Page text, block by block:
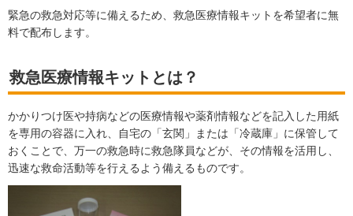
緊急の救急対応等に備えるため、救急医療情報キットを希望者に無
料で配布します。
救急医療情報キットとは？
かかりつけ医や持病などの医療情報や薬剤情報などを記入した用紙
を専用の容器に入れ、自宅の「玄関」または「冷蔵庫」に保管して
おくことで、万一の救急時に救急隊員などが、その情報を活用し、
迅速な救命活動等を行えるよう備えるものです。